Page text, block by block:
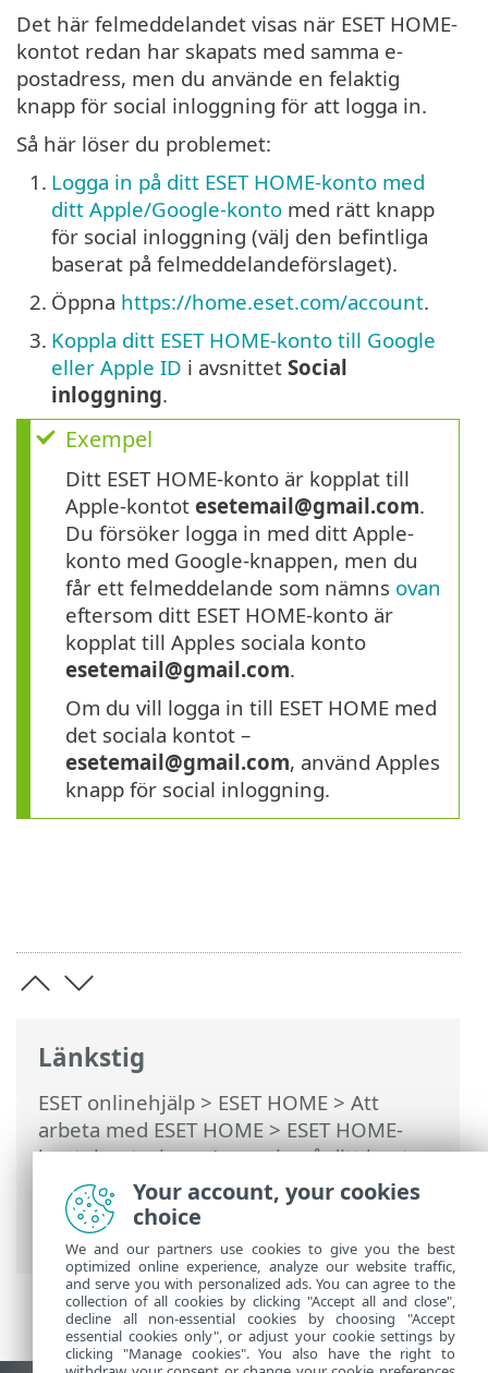
Länkstig
ESET onlinehjälp > ESET HOME > Att
arbeta med ESET HOME > ESET HOME-
kontohantering>Logga in på ditt konto
för ESET HOME>Social inloggning>
Social inloggning misslyckades – e-
postadressen används redan
Det här felmeddelandet visas när ESET HOME-
kontot redan har skapats med samma e-
postadress, men du använde en felaktig
knapp för social inloggning för att logga in.
Så här löser du problemet:
1. Logga in på ditt ESET HOME-konto med
ditt Apple/Google-konto med rätt knapp
för social inloggning (välj den befintliga
baserat på felmeddelandeförslaget).
2. Öppna https://home.eset.com/account.
3. Koppla ditt ESET HOME-konto till Google
eller Apple ID i avsnittet Social
inloggning.
Exempel
Ditt ESET HOME-konto är kopplat till
Apple-kontot esetemail@gmail.com.
Du försöker logga in med ditt Apple-
konto med Google-knappen, men du
får ett felmeddelande som nämns ovan
eftersom ditt ESET HOME-konto är
kopplat till Apples sociala konto
esetemail@gmail.com.
Om du vill logga in till ESET HOME med
det sociala kontot –
esetemail@gmail.com, använd Apples
knapp för social inloggning.
Your account, your cookies
choice
We and our partners use cookies to give you the best
optimized online experience, analyze our website traffic,
and serve you with personalized ads. You can agree to the
collection of all cookies by clicking "Accept all and close",
decline all non-essential cookies by choosing "Accept
essential cookies only", or adjust your cookie settings by
clicking "Manage cookies". You also have the right to